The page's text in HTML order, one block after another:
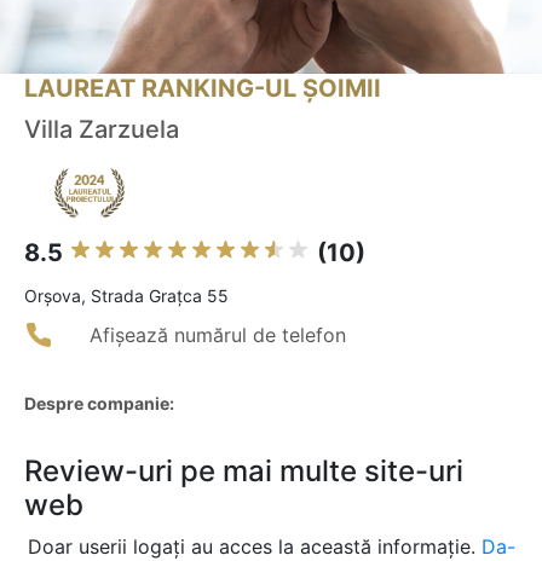
LAUREAT RANKING-UL ȘOIMII
Villa Zarzuela
8.5 (10)
Orşova, Strada Graţca 55
Afișează numărul de telefon
Despre companie:
Review-uri pe mai multe site-uri
web
Doar userii logați au acces la această informație. Da-